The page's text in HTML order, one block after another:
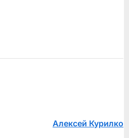
Алексей Курилко